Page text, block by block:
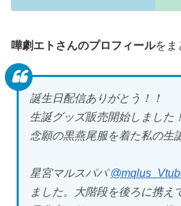
嘩劇エトさんのプロフィールをま
誕生日配信ありがとう！！
生誕グッズ販売開始しました
念願の黒燕尾服を着た私の生
星宮マルスパパ
ました。大階段を後ろに携